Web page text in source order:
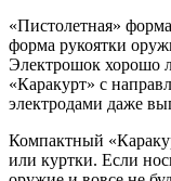
«Пистолетная»
форма рукоятки
Электрошок хорошо
«Каракурт» с
электродами даже
Компактный
или куртки. Если